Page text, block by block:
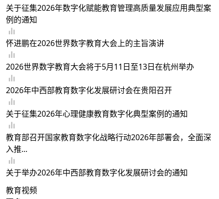
关于征集2026年数字化赋能教育管理高质量发展应用典型案
例的通知
怀进鹏在2026世界数字教育大会上的主旨演讲
2026世界数字教育大会将于5月11日至13日在杭州举办
2026年中西部教育数字化发展研讨会在贵阳召开
关于征集2026年心理健康教育数字化典型案例的通知
教育部召开国家教育数字化战略行动2026年部署会，全面深
入推...
关于举办2026年中西部教育数字化发展研讨会的通知
教育视频